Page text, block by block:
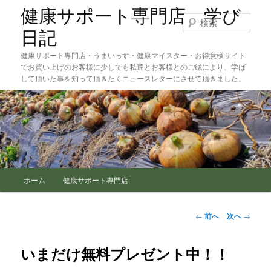
ツ
へ
移
動
健康サポート専門店 学び
日記
健康サポート専門店・うまいっす・健康マイスター・お得意様サイト
でお買い上げのお客様に少しでも私達とお客様とのご縁により、学ば
して頂いた事を知って頂きたくニュースレターにさせて頂きました。
索
ホーム 健康サポート専門店
投
ビ
← 前へ 次へ→
いまだけ無料プレゼント中！！